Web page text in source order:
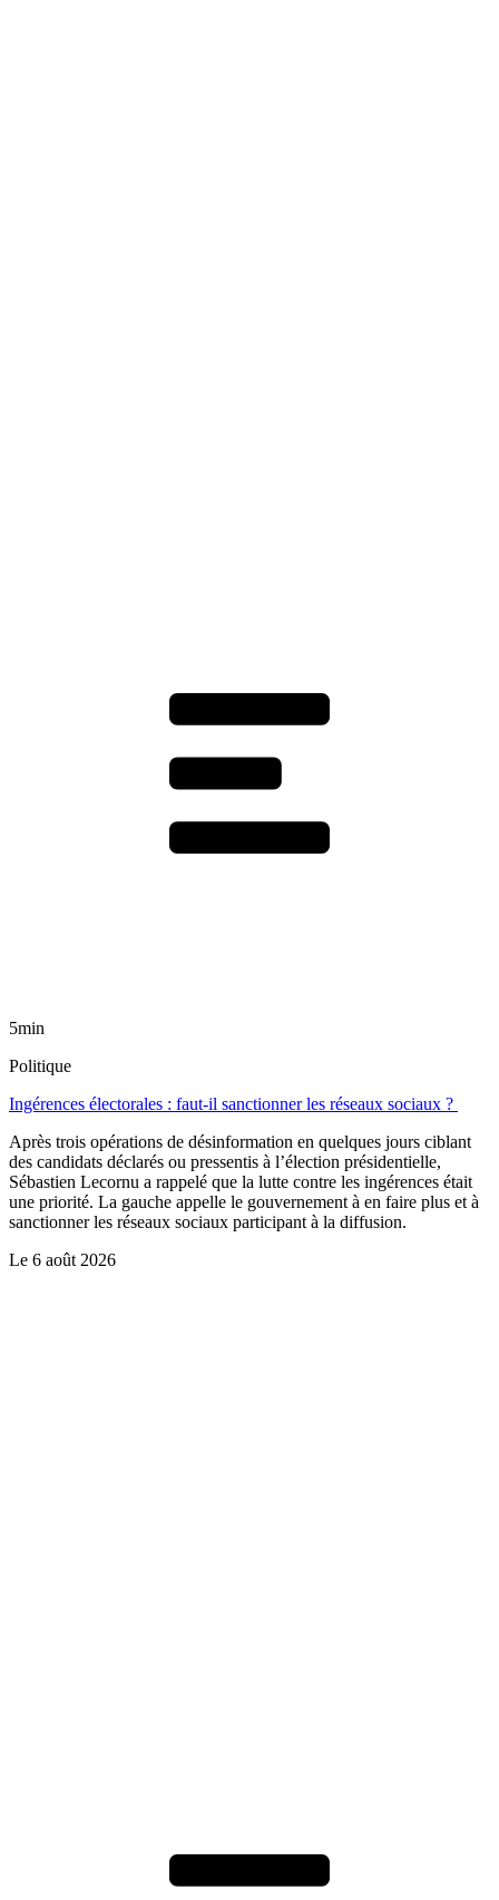
5min
Politique
Ingérences électorales : faut-il sanctionner les réseaux sociaux ?
Après trois opérations de désinformation en quelques jours ciblant
des candidats déclarés ou pressentis à l’élection présidentielle,
Sébastien Lecornu a rappelé que la lutte contre les ingérences était
une priorité. La gauche appelle le gouvernement à en faire plus et à
sanctionner les réseaux sociaux participant à la diffusion.
Le 6 août 2026